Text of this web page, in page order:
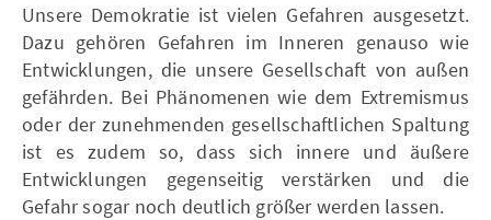
Unsere Demokratie ist vielen Gefahren ausgesetzt.
Dazu gehören Gefahren im Inneren genauso wie
Entwicklungen, die unsere Gesellschaft von außen
gefährden. Bei Phänomenen wie dem Extremismus
oder der zunehmenden gesellschaftlichen Spaltung
ist es zudem so, dass sich innere und äußere
Entwicklungen gegenseitig verstärken und die
Gefahr sogar noch deutlich größer werden lassen.